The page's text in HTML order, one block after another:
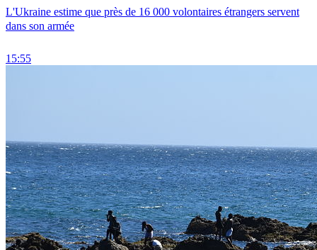
L'Ukraine estime que près de 16 000 volontaires étrangers servent
dans son armée
15:55